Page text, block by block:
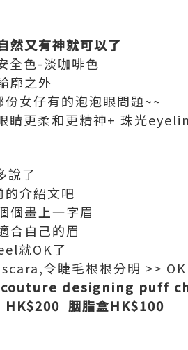
然又有神就可以了
全色-淡咖啡色
廓之外
女仔有的泡泡眼問題~~
睛更柔和更精神+ 珠光
說了
的介紹文吧
個畫上一字眉
合自己的眉
就OK了
令睫毛根根分明 >>
couture designing puff
HK$200 胭脂盒HK$100